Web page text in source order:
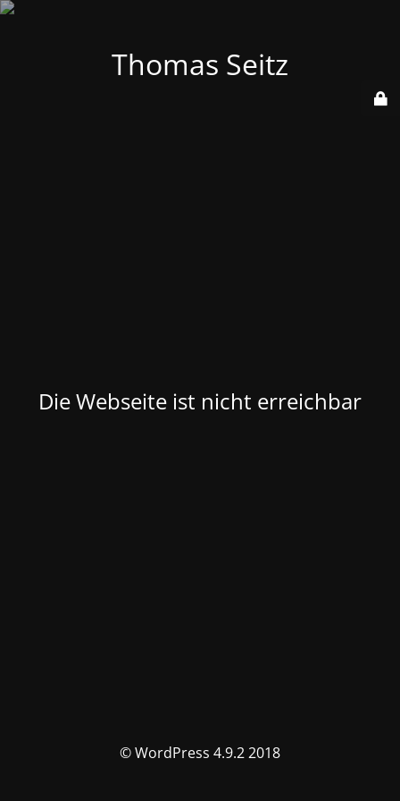
Thomas Seitz
Die Webseite ist nicht erreichbar
© WordPress 4.9.2 2018